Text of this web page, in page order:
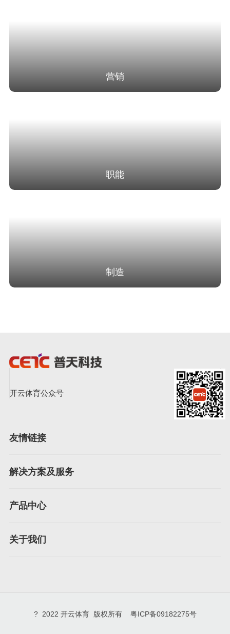
营销
职能
制造
开云体育公众号
友情链接
解决方案及服务
产品中心
关于我们
? 2022 开云体育 版权所有 粤ICP备09182275号